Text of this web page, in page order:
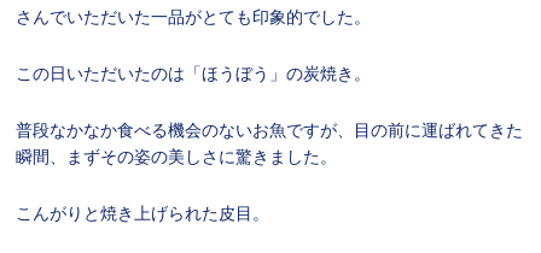
さんでいただいた一品がとても印象的でした。
この日いただいたのは「ほうぼう」の炭焼き。
普段なかなか食べる機会のないお魚ですが、目の前に運ばれてきた
瞬間、まずその姿の美しさに驚きました。
こんがりと焼き上げられた皮目。